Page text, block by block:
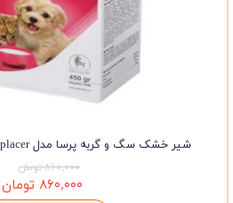
شیر خشک سگ و گربه پرسا مدل Milk Replacer وزن 450 گرم
۸۶۰,۰۰۰ تومان
۸۶۰,۰۰۰ تومان